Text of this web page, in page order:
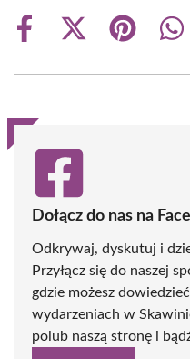
Share
Share
(Twitter)
Share
Dołącz do nas na
Odkrywaj, dyskutuj i
Przyłącz się do naszej
gdzie możesz
wydarzeniach w
polub naszą stronę i